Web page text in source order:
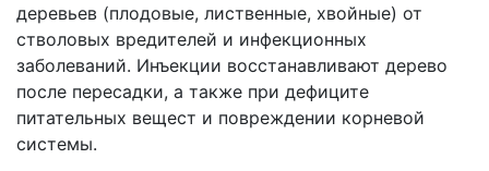
деревьев (плодовые, лиственные, хвойные) от
стволовых вредителей и инфекционных
заболеваний. Инъекции восстанавливают дерево
после пересадки, а также при дефиците
питательных вещест и повреждении корневой
системы.